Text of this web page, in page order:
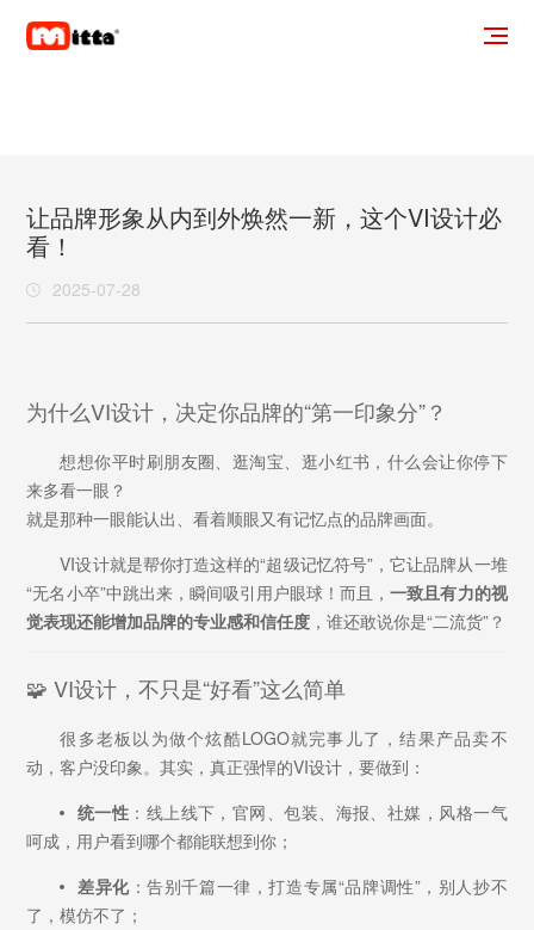
让品牌形象从内到外焕然一新，这个VI设计必
看！
2025-07-28
为什么VI设计，决定你品牌的“第一印象分”？
想想你平时刷朋友圈、逛淘宝、逛小红书，什么会让你停下
来多看一眼？
就是那种一眼能认出、看着顺眼又有记忆点的品牌画面。
VI设计就是帮你打造这样的“超级记忆符号”，它让品牌从一堆
“无名小卒”中跳出来，瞬间吸引用户眼球！而且，一致且有力的视
觉表现还能增加品牌的专业感和信任度 ，谁还敢说你是“二流货”？
🧩 VI设计，不只是“好看”这么简单
很多老板以为做个炫酷LOGO就完事儿了，结果产品卖不
动，客户没印象。其实，真正强悍的VI设计，要做到：
统一性 ：线上线下，官网、包装、海报、社媒，风格一气
呵成，用户看到哪个都能联想到你；
差异化：告别千篇一律，打造专属“品牌调性”，别人抄不
了，模仿不了；